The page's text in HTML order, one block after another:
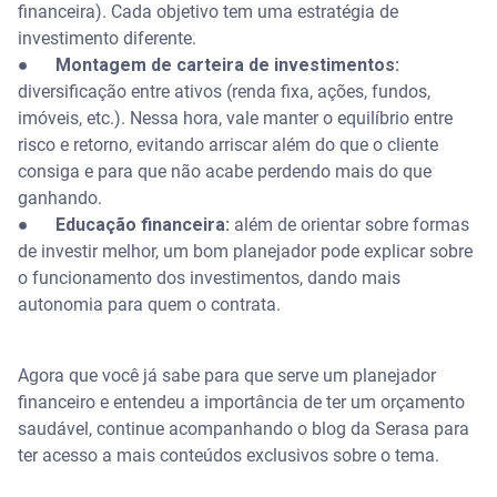
financeira). Cada objetivo tem uma estratégia de
investimento diferente.
●
Montagem de carteira de investimentos:
diversificação entre ativos (renda fixa, ações, fundos,
imóveis, etc.). Nessa hora, vale manter o equilíbrio entre
risco e retorno, evitando arriscar além do que o cliente
consiga e para que não acabe perdendo mais do que
ganhando.
●
Educação financeira: além de orientar sobre formas
de investir melhor, um bom planejador pode explicar sobre
o funcionamento dos investimentos, dando mais
autonomia para quem o contrata.
Agora que você já sabe para que serve um planejador
financeiro e entendeu a importância de ter um orçamento
saudável, continue acompanhando o blog da Serasa para
ter acesso a mais conteúdos exclusivos sobre o tema.